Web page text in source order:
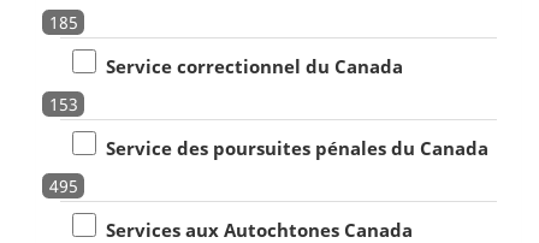
185
Service correctionnel du Canada
153
Service des poursuites pénales du Canada
495
Services aux Autochtones Canada